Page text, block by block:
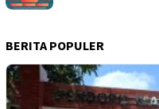
BERITA POPULER